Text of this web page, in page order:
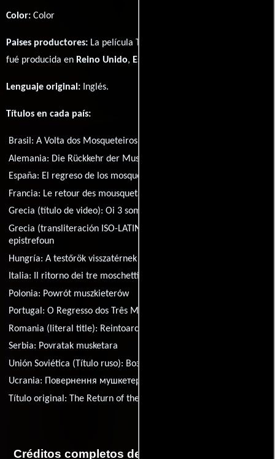
Color: Color
Paises productores: La película The Return of the Musketeers
fué producida en Reino Unido, España
Lenguaje original: Inglés.
Títulos en cada país:
Brasil:A Volta dos Mosqueteiros
Alemania: Die Rückkehr der Musketiere
España: El regreso de los mosqueteros
Francia: Le retour des mousquetaires
Grecia (título de video):Oi 3 somatofylakes epistrefoun
Grecia (transliteración ISO-LATIN-1):
epistrefoun
Hungría:A testőrök visszatérnek
Italia:
Il ritorno dei tre moschettieri
Polonia: Powrót muszkieterów
Portugal:O Regresso dos Três Mosqueteiros
Romania (literal title): Reintoarcerea muschetarilor
Serbia: Povratak musketara
Unión Soviética (Título ruso): Возвращение мушкетеров
Ucrania: Повернення мушкетерiв
Título original: The Return of the Musketeers
Créditos completos de la película El regreso